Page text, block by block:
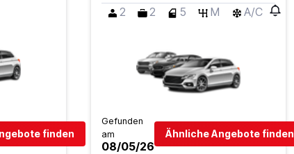
finden
2 2 5 M A/C
Gefunden
am
08/05/26
Ähnliche Angebote finden